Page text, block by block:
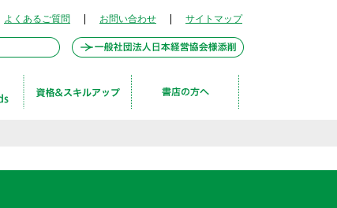
よくあるご質問 | お問い合わせ | サイトマップ